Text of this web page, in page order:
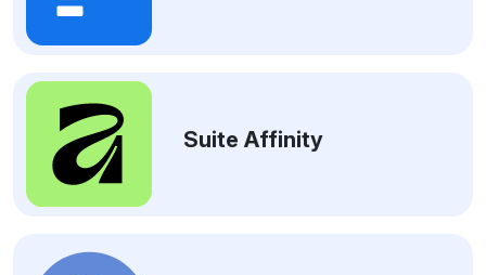
Suite Affinity